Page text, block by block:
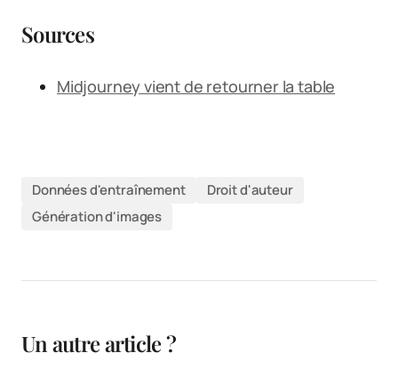
Sources
Midjourney vient de retourner la table
Données d'entraînement
Droit d'auteur
Génération d'images
Un autre article ?